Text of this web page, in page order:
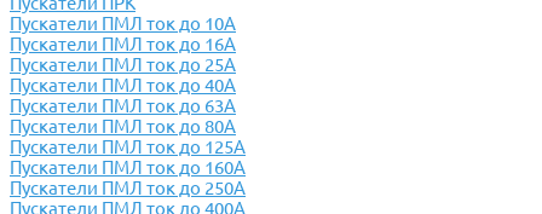
Пускатели ПМЛ ток до 10А
Пускатели ПМЛ ток до 16А
Пускатели ПМЛ ток до 25А
Пускатели ПМЛ ток до 40А
Пускатели ПМЛ ток до 63А
Пускатели ПМЛ ток до 80А
Пускатели ПМЛ ток до 125А
Пускатели ПМЛ ток до 160А
Пускатели ПМЛ ток до 250А
Пускатели ПМЛ ток до 400А